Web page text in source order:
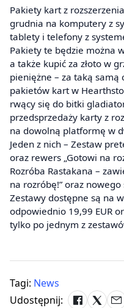
Pakiety kart z
grudnia na komputery z
tablety i telefony z
Pakiety te będzie można
a także kupić za złoto w
pieniężne – za taką samą
pakietów kart w
rwący się do bitki
przedsprzedaży karty z
na dowolną platformę w
Jeden z nich – Zestaw
oraz rewers „Gotowi na
Rozróba Rastakana –
na rozróbę!” oraz
Zestawy dostępne są na
odpowiednio 19,99 EUR
tylko po jednym z
Tagi: News
Udostępnij: